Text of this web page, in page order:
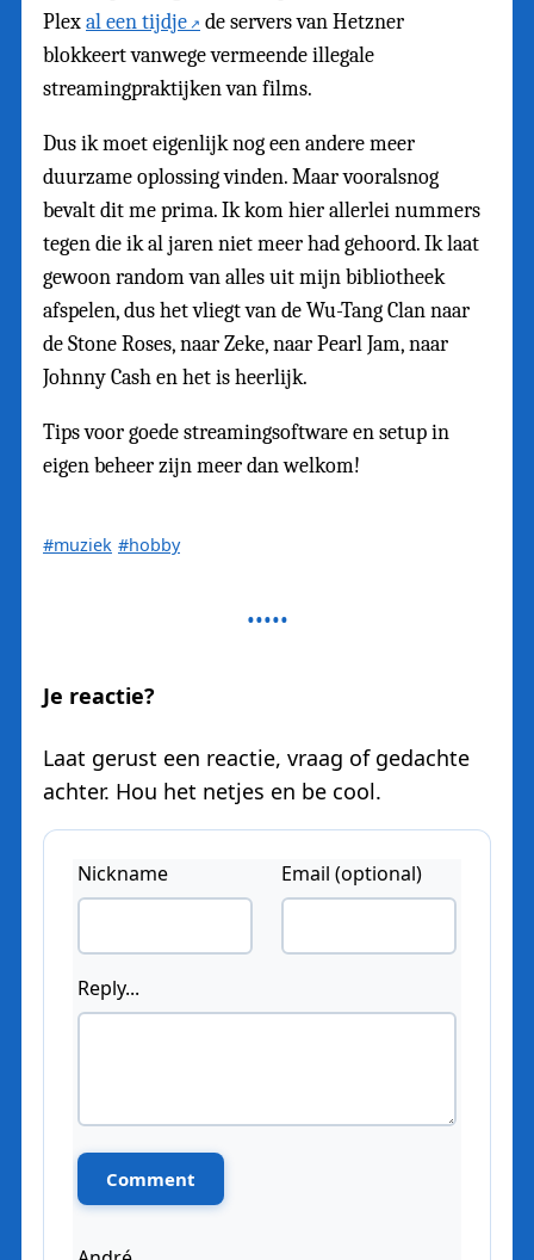
Plexal een tijdje
de servers van Hetzner
blokkeert vanwege vermeende illegale
streamingpraktijken van films.
Dus ik moet eigenlijk nog een andere meer
duurzame oplossing vinden. Maar vooralsnog
bevalt dit me prima. Ik kom hier allerlei nummers
tegen die ik al jaren niet meer had gehoord. Ik laat
gewoon random van alles uit mijn bibliotheek
afspelen, dus het vliegt van de Wu-Tang Clan naar
de Stone Roses, naar Zeke, naar Pearl Jam, naar
Johnny Cash en het is heerlijk.
Tips voor goede streamingsoftware en setup in
eigen beheer zijn meer dan welkom!
#muziek #hobby
Je reactie?
Laat gerust een reactie, vraag of gedachte
achter. Hou het netjes en be cool.